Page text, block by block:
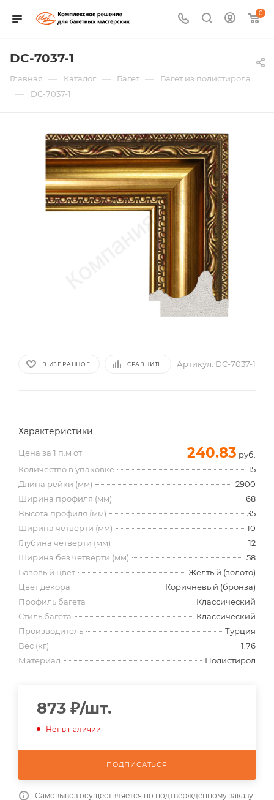
0
DC-7037-1
Главная — Каталог — Багет — Багет из полистирола
— DC-7037-1
В ИЗБРАННОЕ СРАВНИТЬ Артикул: DC-7037-1
Характеристики
Цена за 1 п.м от 240.83 руб.
Количество в упаковке
15
Длина рейки (мм)
2900
Ширина профиля (мм)
68
Высота профиля (мм)
35
Ширина четверти (мм)
10
Глубина четверти (мм)
12
Ширина без четверти (мм)
58
Базовый цвет
Желтый (золото)
Цвет декора
Коричневый (бронза)
Профиль багета
Классический
Стиль багета
Классический
Производитель
Турция
Вес (кг)
1.76
Материал
Полистирол
873 ₽/шт.
Нет в наличии
ПОДПИСАТЬСЯ
Самовывоз осуществляется по подтвержденному заказу!